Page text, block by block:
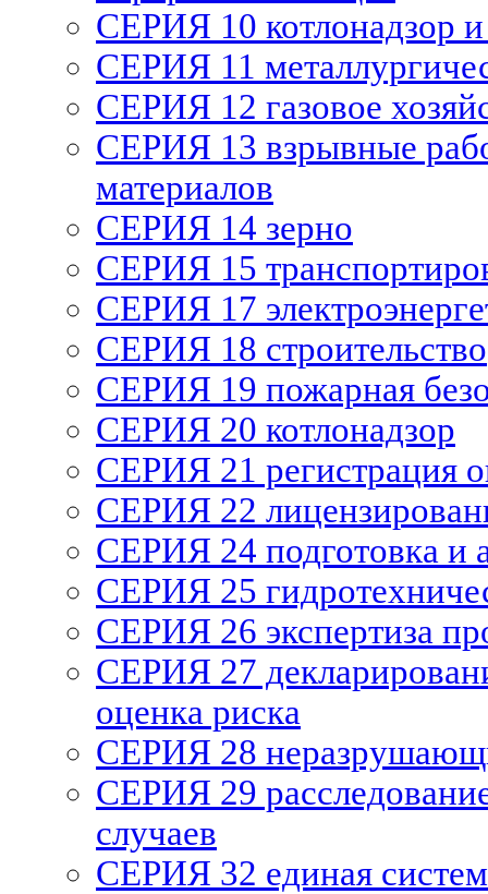
СЕРИЯ 10 котлонадзор
СЕРИЯ 11
СЕРИЯ 12 газовое
СЕРИЯ 13 взрывные
материалов
СЕРИЯ 14 зерно
СЕРИЯ 15
СЕРИЯ 17
СЕРИЯ 18 строительство
СЕРИЯ 19 пожарная
СЕРИЯ 20 котлонадзор
СЕРИЯ 21 регистрация
СЕРИЯ 22
СЕРИЯ 24 подготовка и
СЕРИЯ 25
СЕРИЯ 26 экспертиза
СЕРИЯ 27
оценка риска
СЕРИЯ 28
СЕРИЯ 29
случаев
СЕРИЯ 32 единая